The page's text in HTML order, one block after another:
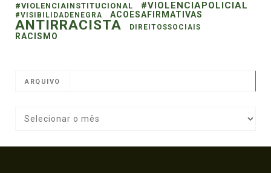
#VIOLENCIAINSTITUCIONAL
#VIOLENCIAPOLICIAL
#VISIBILIDADENEGRA ACOESAFIRMATIVAS
ANTIRRACISTA DIREITOSSOCIAIS
RACISMO
ARQUIVO